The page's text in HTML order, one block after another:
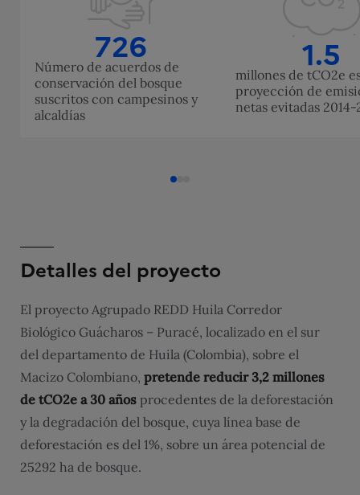
726
Número de acuerdos de
conservación del bosque
suscritos con campesinos y
alcaldías
1.5
millones de tCO2e
proyección de
netas evitadas 2014-
Detalles del proyecto
El proyecto Agrupado REDD Huila Corredor
Biológico Guácharos – Puracé, localizado en el sur
del departamento de Huila (Colombia), sobre el
Macizo Colombiano, pretende reducir 3,2 millones
de tCO2e a 30 años procedentes de la deforestación
y la degradación del bosque, cuya línea base de
deforestación es del 1%, sobre un área potencial de
25292 ha de bosque.